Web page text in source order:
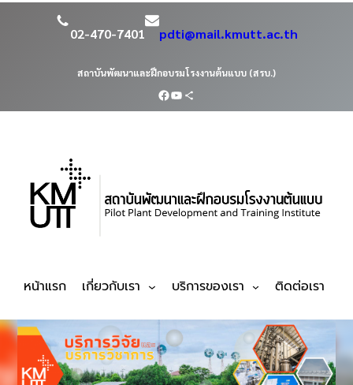
02-470-7401 pdti@mail.kmutt.ac.th
สถาบันพัฒนาและฝึกอบรมโรงงานต้นแบบ (สรบ.)
หน้าแรก เกี่ยวกับเรา บริการของเรา ติดต่อเรา